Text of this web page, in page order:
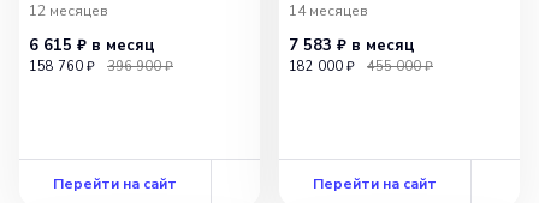
12 месяцев
6 615 ₽ в месяц
158 760 ₽ 396 900 ₽
Перейти на сайт
14 месяцев
7 583 ₽ в месяц
182 000 ₽ 455 000 ₽
Перейти на сайт